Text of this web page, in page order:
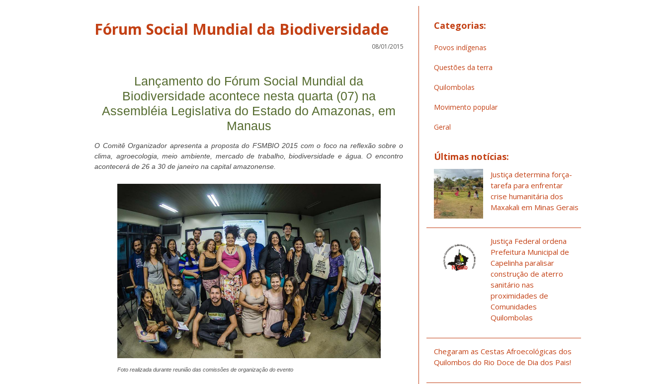
Fórum Social Mundial da Biodiversidade
08/01/2015
Lançamento do Fórum Social Mundial da
Biodiversidade acontece nesta quarta (07) na
Assembléia Legislativa do Estado do Amazonas, em
Manaus
O Comitê Organizador apresenta a proposta do FSMBIO 2015 com o foco na reflexão sobre o
clima, agroecologia, meio ambiente, mercado de trabalho, biodiversidade e água. O encontro
acontecerá de 26 a 30 de janeiro na capital amazonense.
Foto realizada durante reunião das comissões de organização do evento
Categorias:
Povos indígenas
Questões da terra
Quilombolas
Movimento popular
Geral
Últimas notícias:
Justiça determina força-
tarefa para enfrentar
crise humanitária dos
Maxakali em Minas Gerais
Justiça Federal ordena
Prefeitura Municipal de
Capelinha paralisar
construção de aterro
sanitário nas
proximidades de
Comunidades
Quilombolas
Chegaram as Cestas Afroecológicas dos
Quilombos do Rio Doce de Dia dos Pais!